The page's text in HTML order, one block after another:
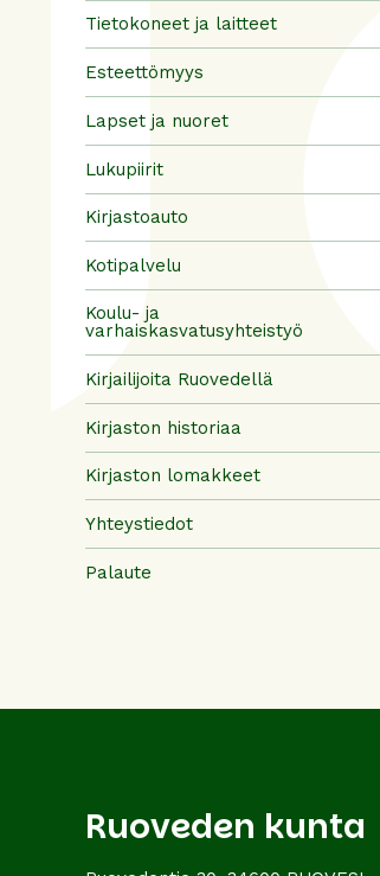
Tietokoneet ja laitteet
Esteettömyys
Lapset ja nuoret
Lukupiirit
Kirjastoauto
Kotipalvelu
Koulu- ja
varhaiskasvatusyhteistyö
Kirjailijoita Ruovedellä
Kirjaston historiaa
Kirjaston lomakkeet
Yhteystiedot
Palaute
Ruoveden kunta